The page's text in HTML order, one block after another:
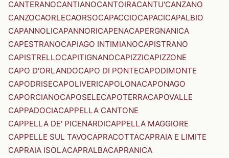
CANTERANOCANTIANOCANTOIRACANTU'CANZANO
CANZOCAORLECAORSOCAPACCIOCAPACICAPALBIO
CAPANNOLICAPANNORICAPENACAPERGNANICA
CAPESTRANOCAPIAGO INTIMIANOCAPISTRANO
CAPISTRELLOCAPITIGNANOCAPIZZICAPIZZONE
CAPO D'ORLANDOCAPO DI PONTECAPODIMONTE
CAPODRISECAPOLIVERICAPOLONACAPONAGO
CAPORCIANOCAPOSELECAPOTERRACAPOVALLE
CAPPADOCIACAPPELLA CANTONE
CAPPELLA DE' PICENARDICAPPELLA MAGGIORE
CAPPELLE SUL TAVOCAPRACOTTACAPRAIA E LIMITE
CAPRAIA ISOLACAPRALBACAPRANICA